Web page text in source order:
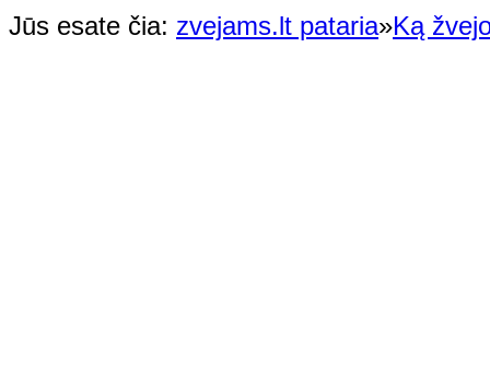
Jūs esate čia: zvejams.lt pataria»Ką